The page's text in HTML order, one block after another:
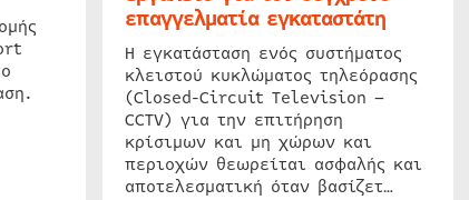
επαγγελματία εγκαταστάτη
Η εγκατάσταση ενός συστήματος
κλειστού κυκλώματος τηλεόρασης
(Closed-Circuit Television –
CCTV) για την επιτήρηση
κρίσιμων και μη χώρων και
περιοχών θεωρείται ασφαλής και
αποτελεσματική όταν βασίζετ…